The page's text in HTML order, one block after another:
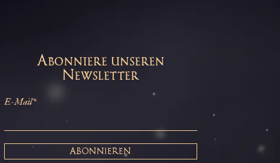
Abonniere unseren
Newsletter
E-Mail*
ABONNIEREN